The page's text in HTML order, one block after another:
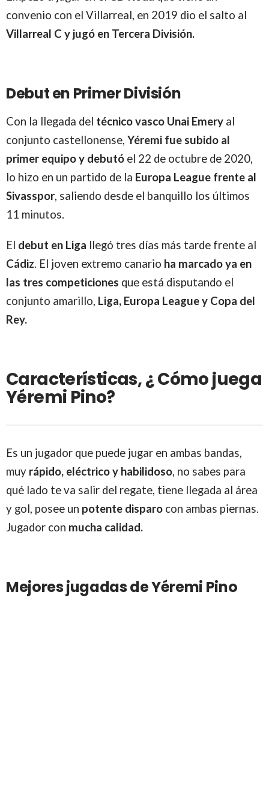
convenio con el Villarreal, en 2019 dio el salto al
Villarreal C y jugó en Tercera División.
Debut en Primer División
Con la llegada del técnico vasco Unai Emery al
conjunto castellonense, Yéremi fue subido al
primer equipo y debutó el 22 de octubre de 2020,
lo hizo en un partido de la Europa League frente al
Sivasspor, saliendo desde el banquillo los últimos
11 minutos.
El debut en Liga llegó tres días más tarde frente al
Cádiz. El joven extremo canario ha marcado ya en
las tres competiciones que está disputando el
conjunto amarillo, Liga, Europa League y Copa del
Rey.
Características, ¿ Cómo juega
Yéremi Pino?
Es un jugador que puede jugar en ambas bandas,
muy rápido, eléctrico y habilidoso, no sabes para
qué lado te va salir del regate, tiene llegada al área
y gol, posee un potente disparo con ambas piernas.
Jugador con mucha calidad.
Mejores jugadas de Yéremi Pino